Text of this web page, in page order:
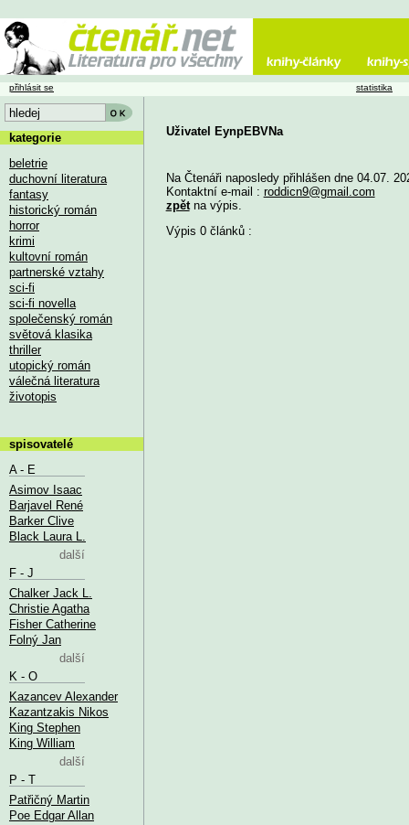
Uživatel EynpEBVNa
Na Čtenáři naposledy přihlášen dne 04.07.
Kontaktní e-mail : roddicn9@gmail.com
zpětna výpis.
Výpis 0 článků :
přihlásit se statistika
kategorie
beletrie
duchovní literatura
fantasy
historický román
horror
krimi
kultovní román
partnerské vztahy
sci-fi
sci-fi novella
společenský román
světová klasika
thriller
utopický román
válečná literatura
životopis
spisovatelé
A - E
Asimov Isaac
Barjavel René
Barker Clive
Black Laura L.
další
F - J
Chalker Jack L.
Christie Agatha
Fisher Catherine
Folný Jan
další
K - O
Kazancev Alexander
Kazantzakis Nikos
King Stephen
King William
další
P - T
Patřičný Martin
Poe Edgar Allan